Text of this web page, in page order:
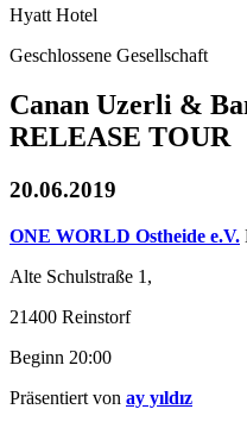
Hyatt Hotel
Geschlossene Gesellschaft
Canan Uzerli &
RELEASE TOUR
20.06.2019
ONE WORLD Ostheide e.V.
Alte Schulstraße 1,
21400 Reinstorf
Beginn 20:00
Präsentiert von ay yıldız